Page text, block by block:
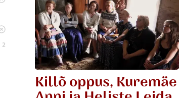
2
Killõ oppus, Kuremäe